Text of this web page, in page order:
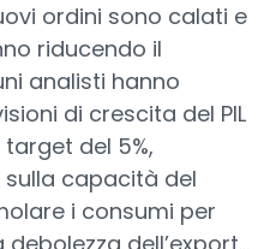
ordini sono calati e
riducendo il
analisti hanno
di crescita del PIL
del 5%,
capacità del
i consumi per